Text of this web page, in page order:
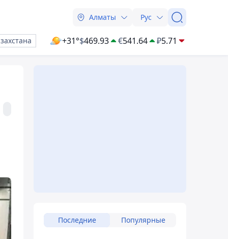
Алматы Рус
+31°$469.93 €541.64 ₽5.71
Последние Популярные